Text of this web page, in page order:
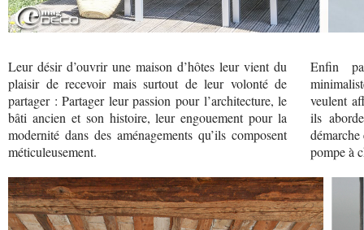
Leur désir d’ouvrir une maison d’hôtes leur vient du
plaisir de recevoir mais surtout de leur volonté de
partager : Partager leur passion pour l’architecture, le
bâti ancien et son histoire, leur engouement pour la
modernité dans des aménagements qu’ils composent
méticuleusement.
Enfin
veulent
ils
pompe à